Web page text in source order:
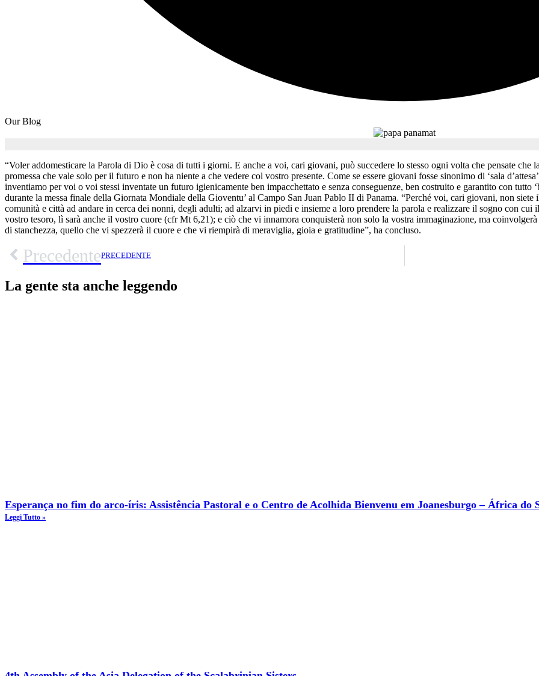
Our Blog
“Voler addomesticare la Parola di Dio è cosa di tutti i giorni. E anche a voi, cari giovani, può succedere lo stesso ogni volta che pensate
promessa che vale solo per il futuro e non ha niente a che vedere col vostro presente. Come se essere giovani fosse sinonimo di ‘sala
inventiamo per voi o voi stessi inventate un futuro igienicamente ben impacchettato e senza conseguenze, ben costruito e garantito con tutto
durante la messa finale della Giornata Mondiale della Gioventu’ al Campo San Juan Pablo II di Panama. “Perché voi, cari giovani, non
comunità e città ad andare in cerca dei nonni, degli adulti; ad alzarvi in piedi e insieme a loro prendere la parola e realizzare il sogno con
vostro tesoro, lì sarà anche il vostro cuore (cfr Mt 6,21); e ciò che vi innamora conquisterà non solo la vostra immaginazione, ma
di stanchezza, quello che vi spezzerà il cuore e che vi riempirà di meraviglia, gioia e gratitudine”, ha concluso.
PrecedentePRECEDENTE
La gente sta anche leggendo
Esperança no fim do arco-íris: Assistência Pastoral e o Centro de Acolhida Bienvenu em Joanesburgo – África do
Leggi Tutto »